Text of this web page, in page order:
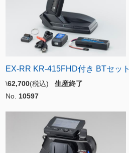
EX-RR KR-415FHD付き BTセット
\62,700(税込) 生産終了
No. 10597